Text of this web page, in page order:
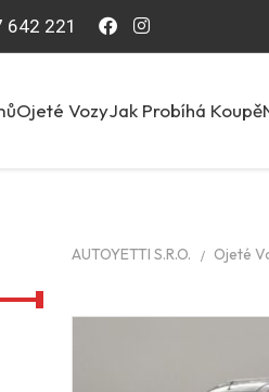
642 221
Ojeté VozyJak Probíhá Koupě
AUTOYETTI S.R.O. Ojeté